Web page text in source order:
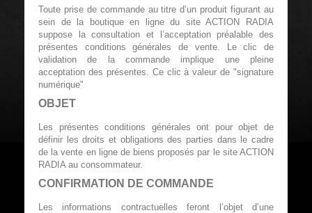
Toute prise de commande au titre d’un produit figurant au
sein de la boutique en ligne du site ACTION RADIA
suppose la consultation et l’acceptation préalable des
présentes conditions générales de vente. Le clic de
validation de la commande implique une pleine
acceptation des présentes. Ce clic à valeur de "signature
numérique"
OBJET
Les présentes conditions générales ont pour objet de
définir les droits et obligations des parties dans le cadre
de la vente en ligne de biens proposés par le site ACTION
RADIA au consommateur.
CONFIRMATION DE COMMANDE
Les informations contractuelles feront l’objet d’une